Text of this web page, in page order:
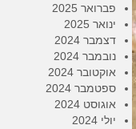
פברואר 2025
ינואר 2025
דצמבר 2024
נובמבר 2024
אוקטובר 2024
ספטמבר 2024
אוגוסט 2024
יולי 2024